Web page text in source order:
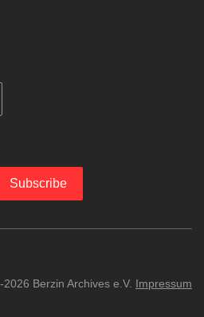
Subscribe
Berzin Archives e.V. Impressum